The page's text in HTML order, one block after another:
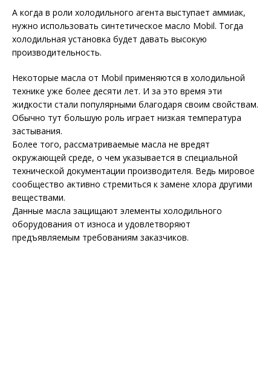
А когда в роли холодильного агента выступает аммиак,
нужно использовать синтетическое масло Mobil. Тогда
холодильная установка будет давать высокую
производительность.
Некоторые масла от Mobil применяются в холодильной
технике уже более десяти лет. И за это время эти
жидкости стали популярными благодаря своим свойствам.
Обычно тут большую роль играет низкая температура
застывания.
Более того, рассматриваемые масла не вредят
окружающей среде, о чем указывается в специальной
технической документации производителя. Ведь мировое
сообщество активно стремиться к замене хлора другими
веществами.
Данные масла защищают элементы холодильного
оборудования от износа и удовлетворяют
предъявляемым требованиям заказчиков.